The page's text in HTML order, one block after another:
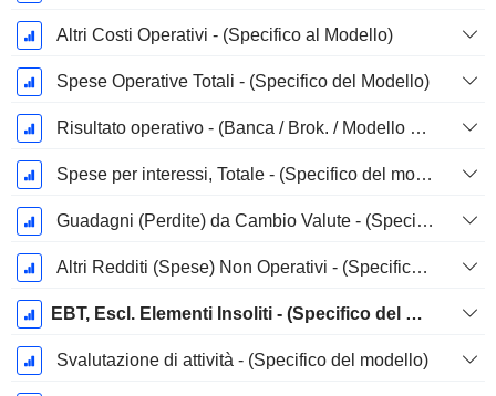
Altri Costi Operativi - (Specifico al Modello)
Spese Operative Totali - (Specifico del Modello)
Risultato operativo - (Banca / Brok. / Modello FS)
Spese per interessi, Totale - (Specifico del modello)
Guadagni (Perdite) da Cambio Valute - (Specifico del Modello)
Altri Redditi (Spese) Non Operativi - (Specifico del Modello)
EBT, Escl. Elementi Insoliti - (Specifico del Modello)
Svalutazione di attività - (Specifico del modello)